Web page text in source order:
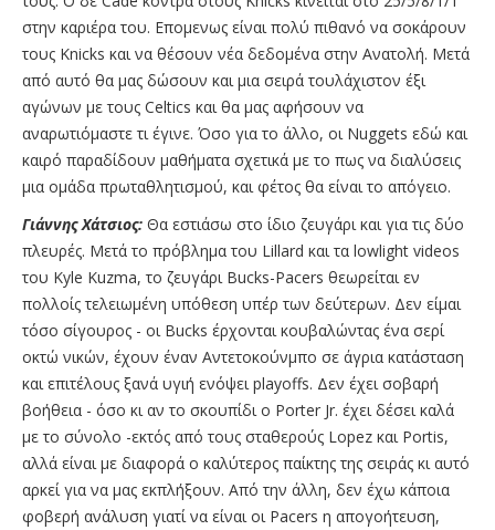
στην καριέρα του. Επομενως είναι πολύ πιθανό να σοκάρουν
τους Knicks και να θέσουν νέα δεδομένα στην Ανατολή. Μετά
από αυτό θα μας δώσουν και μια σειρά τουλάχιστον έξι
αγώνων με τους Celtics και θα μας αφήσουν να
αναρωτιόμαστε τι έγινε. Όσο για το άλλο, οι Nuggets εδώ και
καιρό παραδίδουν μαθήματα σχετικά με το πως να διαλύσεις
μια ομάδα πρωταθλητισμού, και φέτος θα είναι το απόγειο.
Γιάννης Χάτσιος: Θα εστιάσω στο ίδιο ζευγάρι και για τις δύο
πλευρές. Μετά το πρόβλημα του Lillard και τα lowlight videos
του Kyle Kuzma, το ζευγάρι Bucks-Pacers θεωρείται εν
πολλοίς τελειωμένη υπόθεση υπέρ των δεύτερων. Δεν είμαι
τόσο σίγουρος - οι Bucks έρχονται κουβαλώντας ένα σερί
οκτώ νικών, έχουν έναν Αντετοκούνμπο σε άγρια κατάσταση
και επιτέλους ξανά υγιή ενόψει playoffs. Δεν έχει σοβαρή
βοήθεια - όσο κι αν το σκουπίδι ο Porter Jr. έχει δέσει καλά
με το σύνολο -εκτός από τους σταθερούς Lopez και Portis,
αλλά είναι με διαφορά ο καλύτερος παίκτης της σειράς κι αυτό
αρκεί για να μας εκπλήξουν. Από την άλλη, δεν έχω κάποια
φοβερή ανάλυση γιατί να είναι οι Pacers η απογοήτευση,